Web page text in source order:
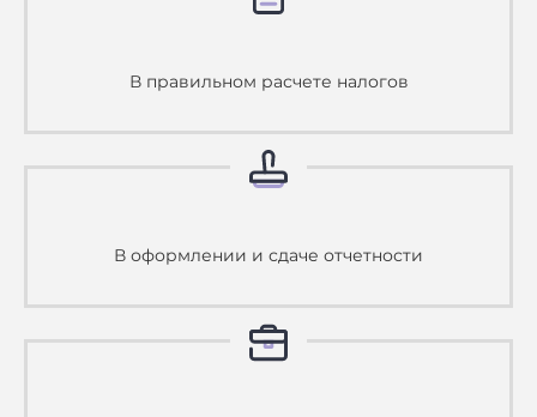
В правильном расчете налогов
В оформлении и сдаче отчетности